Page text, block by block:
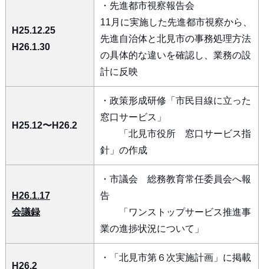
H25.12.25
H26.1.30
・先進都市視察報告会
11月に実施した先進都市視察から、
先進自治体と北見市の事務処理方法
の具体的な違いを確認し、業務の設
計に反映
H25.12〜H26.2
・政策形成研修「市民目線に立った
窓口サービス」
「北見市役所 窓口サービス指
針」の作成
H26.1.17
会議録
・市議会 総務教育常任委員会へ報
告
「ワンストップサービス推進事
業の進捗状況について」
H26.2
・「北見市第６次実施計画」に掲載